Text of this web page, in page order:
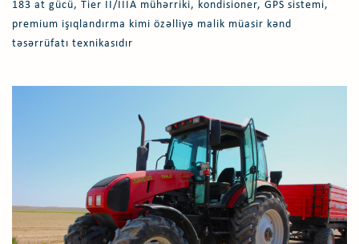
183 at gücü, Tier II/IIIA mühərriki, kondisioner, GPS sistemi,
premium işıqlandırma kimi özəlliyə malik müasir kənd
təsərrüfatı texnikasıdır